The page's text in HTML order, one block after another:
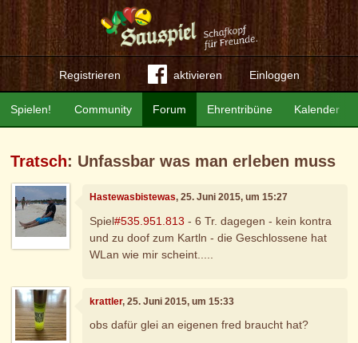
Registrieren aktivieren Einloggen
Community Forum Ehrentribüne Kalender
Spielen!
Tratsch: Unfassbar was man erleben muss
Hastewasbistewas, 25. Juni 2015, um 15:27
Spiel#535.951.813 - 6 Tr. dagegen - kein kontra
und zu doof zum Kartln - die Geschlossene hat
WLan wie mir scheint.....
krattler, 25. Juni 2015, um 15:33
obs dafür glei an eigenen fred braucht hat?